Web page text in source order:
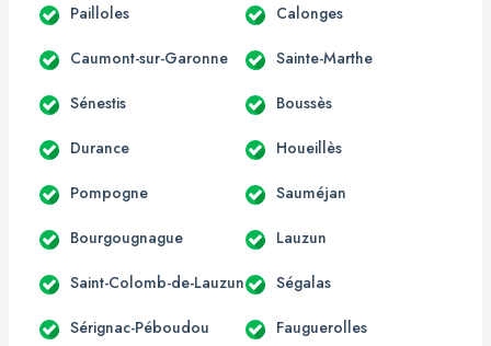
Pailloles Calonges
Caumont-sur-Garonne Sainte-Marthe
Sénestis Boussès
Durance Houeillès
Pompogne Sauméjan
Bourgougnague Lauzun
Saint-Colomb-de-Lauzun Ségalas
Sérignac-Péboudou Fauguerolles